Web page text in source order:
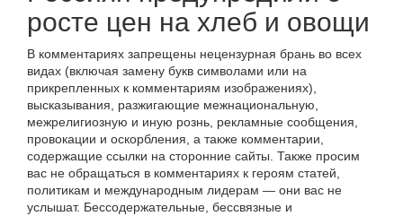
росте цен на хлеб и овощи
В комментариях запрещены нецензурная брань во всех
видах (включая замену букв символами или на
прикрепленных к комментариям изображениях),
высказывания, разжигающие межнациональную,
межрелигиозную и иную рознь, рекламные сообщения,
провокации и оскорбления, а также комментарии,
содержащие ссылки на сторонние сайты. Также просим
вас не обращаться в комментариях к героям статей,
политикам и международным лидерам — они вас не
услышат. Бессодержательные, бессвязные и